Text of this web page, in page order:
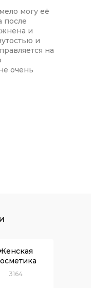
могу её
после
и
и
на
очень
3164